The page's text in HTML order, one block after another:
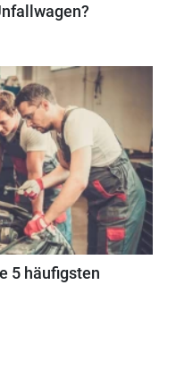
5 häufigsten